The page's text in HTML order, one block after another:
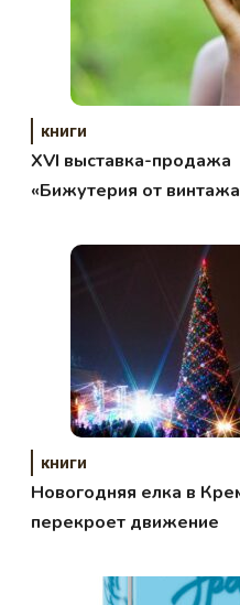
книги
XVI выставка-продажа
«Бижутерия от
книги
Новогодняя елка в
перекроет движение